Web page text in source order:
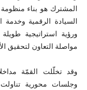
المشترك هو بناء
السيادة الرقمية وخدمة
ورؤية استراتيجية
مواصلة التعاون لتحقيق
وقد تخلّلت القمّة
وجلسات محورية